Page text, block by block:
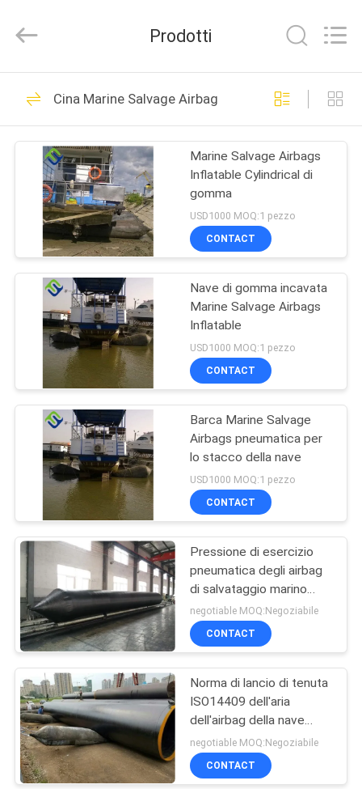
CASA
PRODOTTI
VIDEO
SIAMO
GIRO
DELLA
FABBRICA
CONTROLLO
QUALITÀ
CONTATTACI
NOTIZIA
CASI
MAPPA
DEL
SITO
Supply
Rights
airbag di gomma
marino
99
Marine Salvage
Airbag
22
airbag di lancio
della nave
78
cuscino
ammortizzatore di
gomma pneumatico
201
34
Prodotti
Cina Marine Salvage Airbag
Marine Salvage Airbags
Inflatable Cylindrical di
gomma
USD1000 MOQ:1 pezzo
CONTACT
Nave di gomma incavata
Marine Salvage Airbags
Inflatable
USD1000 MOQ:1 pezzo
CONTACT
Barca Marine Salvage
Airbags pneumatica per
lo stacco della nave
USD1000 MOQ:1 pezzo
CONTACT
Pressione di esercizio
pneumatica degli airbag
di salvataggio marino
della barca 0,17 -
0.33MPa
negotiable MOQ:Negoziabile
CONTACT
Norma di lancio di tenuta
ISO14409 dell'aria
dell'airbag della nave
della classe del mondo
buona
negotiable MOQ:Negoziabile
CONTACT